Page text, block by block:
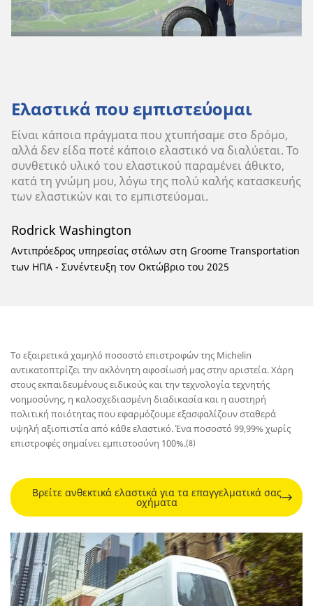
Ελαστικά που εμπιστεύομαι
Είναι κάποια πράγματα που χτυπήσαμε στο δρόμο,
αλλά δεν είδα ποτέ κάποιο ελαστικό να διαλύεται. Το
συνθετικό υλικό του ελαστικού παραμένει άθικτο,
κατά τη γνώμη μου, λόγω της πολύ καλής κατασκευής
των ελαστικών και το εμπιστεύομαι.
Rodrick Washington
Αντιπρόεδρος υπηρεσίας στόλων στη Groome Transportation
των ΗΠΑ - Συνέντευξη τον Οκτώβριο του 2025
Το εξαιρετικά χαμηλό ποσοστό επιστροφών της Michelin
αντικατοπτρίζει την ακλόνητη αφοσίωσή μας στην αριστεία. Χάρη
στους εκπαιδευμένους ειδικούς και την τεχνολογία τεχνητής
νοημοσύνης, η καλοσχεδιασμένη διαδικασία και η αυστηρή
πολιτική ποιότητας που εφαρμόζουμε εξασφαλίζουν σταθερά
υψηλή αξιοπιστία από κάθε ελαστικό. Ένα ποσοστό 99,99% χωρίς
επιστροφές σημαίνει εμπιστοσύνη 100%.(8)
Βρείτε ανθεκτικά ελαστικά για τα επαγγελματικά σας
οχήματα